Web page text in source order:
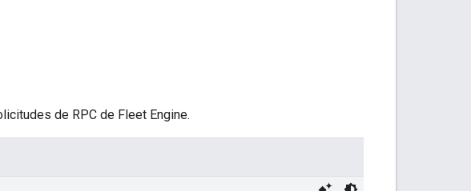
de RPC de Fleet Engine.